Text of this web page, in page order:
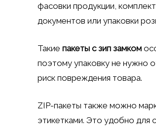
фасовки продукции,
документов или упаковки
Такие пакеты с зип замком
поэтому упаковку не нужно
риск повреждения товара.
ZIP-пакеты также можно
этикетками. Это удобно для